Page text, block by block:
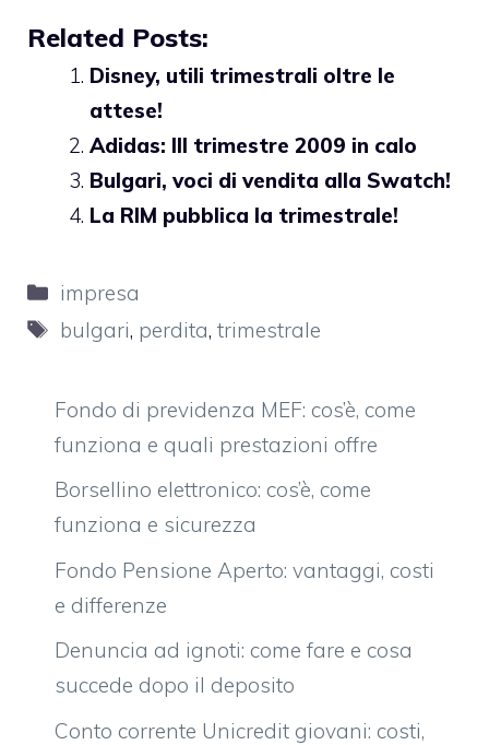
Related Posts:
Disney, utili trimestrali oltre le
attese!
Adidas: III trimestre 2009 in calo
Bulgari, voci di vendita alla Swatch!
La RIM pubblica la trimestrale!
Categorie
impresa
Tag
bulgari, perdita,trimestrale
Fondo di previdenza MEF: cos’è, come
funziona e quali prestazioni offre
Borsellino elettronico: cos’è, come
funziona e sicurezza
Fondo Pensione Aperto: vantaggi, costi
e differenze
Denuncia ad ignoti: come fare e cosa
succede dopo il deposito
Conto corrente Unicredit giovani: costi,